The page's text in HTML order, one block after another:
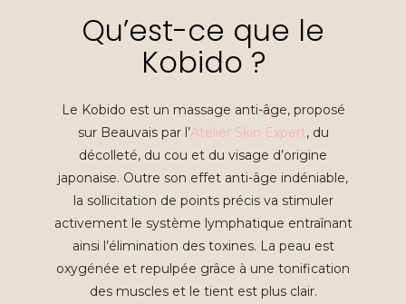
Qu’est-ce que le
Kobido ?
Le Kobido est un massage anti-âge, proposé
sur Beauvais par l’Atelier Skin Expert, du
décolleté, du cou et du visage d’origine
japonaise. Outre son effet anti-âge indéniable,
la sollicitation de points précis va stimuler
activement le système lymphatique entraînant
ainsi l’élimination des toxines. La peau est
oxygénée et repulpée grâce à une tonification
des muscles et le tient est plus clair.